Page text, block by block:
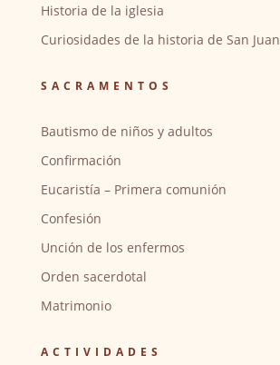
Historia de la iglesia
Curiosidades de la historia de San Juan
SACRAMENTOS
Bautismo de niños y adultos
Confirmación
Eucaristía – Primera comunión
Confesión
Unción de los enfermos
Orden sacerdotal
Matrimonio
ACTIVIDADES